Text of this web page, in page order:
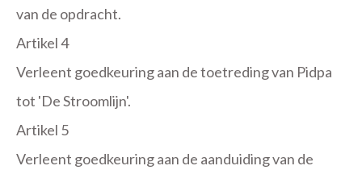
van de opdracht.
Artikel 4
Verleent goedkeuring aan de toetreding van Pidpa
tot 'De Stroomlijn'.
Artikel 5
Verleent goedkeuring aan de aanduiding van de